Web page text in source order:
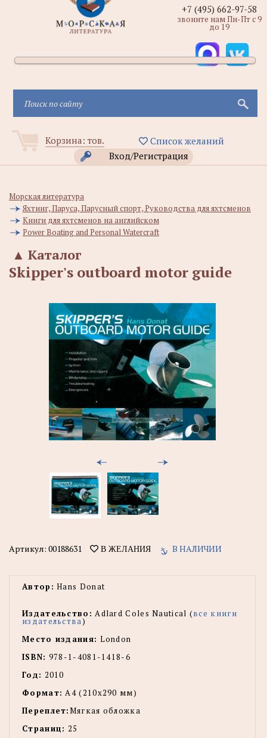
Корзина: тов.
Список желаний
Вход/Регистрация
+7 (495) 662-97-58
звоните нам Пн-Пт с 9
до 19
Морская литература
Яхтинг, Паруса, Парусный спорт, Руководства для яхтсменов
Книги для яхтсменов на английском
Power Boating and Personal Watercraft
Каталог
▲
Skipper's outboard motor guide
Артикул: 00188631 В ЖЕЛАНИЯ В НАЛИЧИИ
Автор: Hans Donat
Издательство: Adlard Coles Nautical (все книги
издательства)
Место издания: London
ISBN: 978-1-4081-1418-6
Год: 2010
Формат: А4 (210x290 мм)
Переплет:Мягкая обложка
Страниц: 25